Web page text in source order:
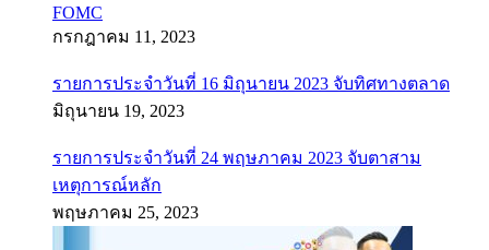
FOMC
กรกฎาคม 11, 2023
รายการประจำวันที่ 16 มิถุนายน 2023 จับทิศทางตลาด
มิถุนายน 19, 2023
รายการประจำวันที่ 24 พฤษภาคม 2023 จับตาสาม
เหตุการณ์หลัก
พฤษภาคม 25, 2023